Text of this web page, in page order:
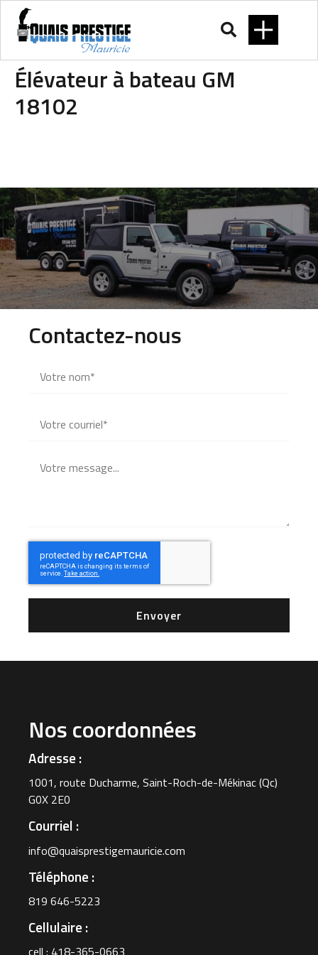
Élévateur à bateau GM
18102
Contactez-nous
Envoyer
Nos coordonnées
Adresse :
1001, route Ducharme, Saint-Roch-de-Mékinac (Qc)
G0X 2E0
Courriel :
info@quaisprestigemauricie.com
Téléphone :
819 646-5223
Cellulaire :